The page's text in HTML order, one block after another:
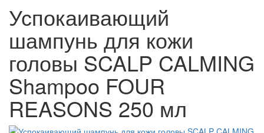
Успокаивающий
шампунь для кожи
головы SCALP CALMING
Shampoo FOUR
REASONS 250 мл